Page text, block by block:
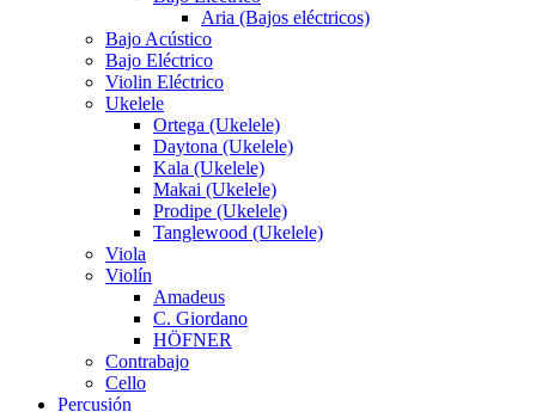
Aria (Bajos eléctricos)
Bajo Acústico
Bajo Eléctrico
Violin Eléctrico
Ukelele
Ortega (Ukelele)
Daytona (Ukelele)
Kala (Ukelele)
Makai (Ukelele)
Prodipe (Ukelele)
Tanglewood (Ukelele)
Viola
Violín
Amadeus
C. Giordano
HÖFNER
Contrabajo
Cello
Percusión